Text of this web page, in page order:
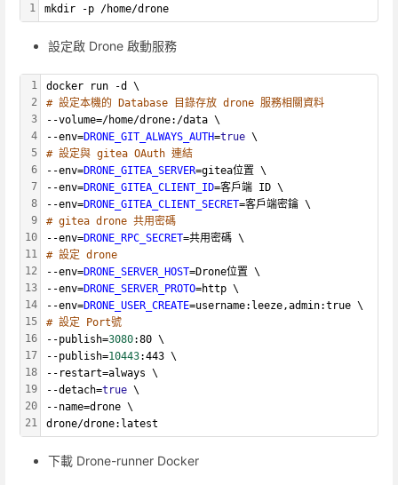
1 mkdir -p /home/drone
設定啟 Drone 啟動服務
1
2
3
4
5
6
7
8
9
10
11
12
13
14
15
16
17
18
19
20
21
docker run -d \
# 設定本機的 Database 目錄存放 drone 服務相關資料
--volume=/home/drone:/data \
--env=DRONE_GIT_ALWAYS_AUTH=true \
# 設定與 gitea OAuth 連結
--env=DRONE_GITEA_SERVER=gitea位置 \
--env=DRONE_GITEA_CLIENT_ID=客戶端 ID \
--env=DRONE_GITEA_CLIENT_SECRET=客戶端密鑰 \
# gitea drone 共用密碼
--env=DRONE_RPC_SECRET=共用密碼 \
# 設定 drone
--env=DRONE_SERVER_HOST=Drone位置 \
--env=DRONE_SERVER_PROTO=http \
--env=DRONE_USER_CREATE=username:leeze,admin:true \
# 設定 Port號
--publish=3080:80 \
--publish=10443:443 \
--restart=always \
--detach=true \
--name=drone \
drone/drone:latest
下載 Drone-runner Docker